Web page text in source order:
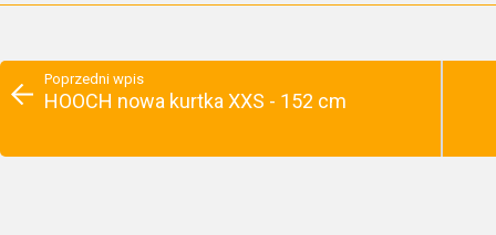
Poprzedni wpis
HOOCH nowa kurtka XXS - 152 cm